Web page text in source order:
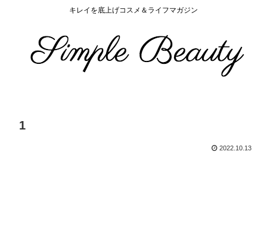
キレイを底上げコスメ＆ライフマガジン
1
2022.10.13